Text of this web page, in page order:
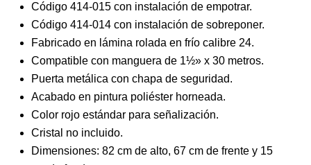
Código 414-015 con instalación de empotrar.
Código 414-014 con instalación de sobreponer.
Fabricado en lámina rolada en frío calibre 24.
Compatible con manguera de 1½» x 30 metros.
Puerta metálica con chapa de seguridad.
Acabado en pintura poliéster horneada.
Color rojo estándar para señalización.
Cristal no incluido.
Dimensiones: 82 cm de alto, 67 cm de frente y 15